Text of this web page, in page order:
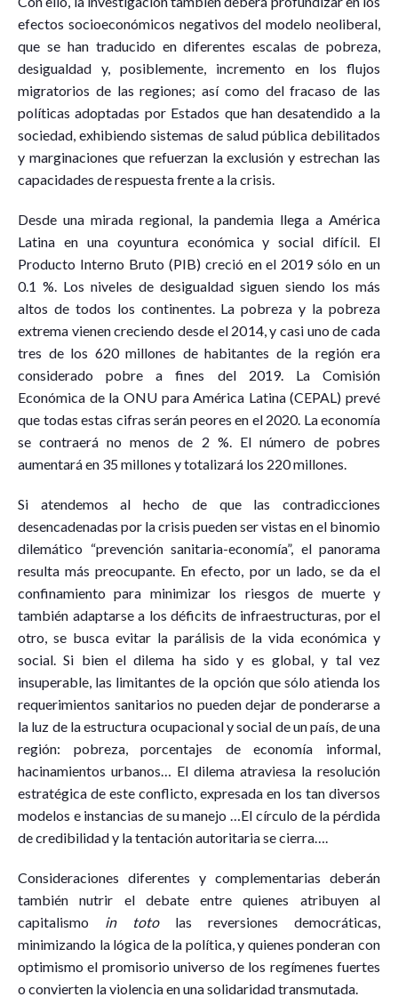
efectos socioeconómicos negativos del modelo neoliberal,
que se han traducido en diferentes escalas de pobreza,
desigualdad y, posiblemente, incremento en los flujos
migratorios de las regiones; así como del fracaso de las
políticas adoptadas por Estados que han desatendido a la
sociedad, exhibiendo sistemas de salud pública debilitados
y marginaciones que refuerzan la exclusión y estrechan las
capacidades de respuesta frente a la crisis.
Desde una mirada regional, la pandemia llega a América
Latina en una coyuntura económica y social difícil. El
Producto Interno Bruto (PIB) creció en el 2019 sólo en un
0.1 %. Los niveles de desigualdad siguen siendo los más
altos de todos los continentes. La pobreza y la pobreza
extrema vienen creciendo desde el 2014, y casi uno de cada
tres de los 620 millones de habitantes de la región era
considerado pobre a fines del 2019. La Comisión
Económica de la ONU para América Latina (CEPAL) prevé
que todas estas cifras serán peores en el 2020. La economía
se contraerá no menos de 2 %. El número de pobres
aumentará en 35 millones y totalizará los 220 millones.
Si atendemos al hecho de que las contradicciones
desencadenadas por la crisis pueden ser vistas en el binomio
dilemático “prevención sanitaria-economía”, el panorama
resulta más preocupante. En efecto, por un lado, se da el
confinamiento para minimizar los riesgos de muerte y
también adaptarse a los déficits de infraestructuras, por el
otro, se busca evitar la parálisis de la vida económica y
social. Si bien el dilema ha sido y es global, y tal vez
insuperable, las limitantes de la opción que sólo atienda los
requerimientos sanitarios no pueden dejar de ponderarse a
la luz de la estructura ocupacional y social de un país, de una
región: pobreza, porcentajes de economía informal,
hacinamientos urbanos… El dilema atraviesa la resolución
estratégica de este conflicto, expresada en los tan diversos
modelos e instancias de su manejo …El círculo de la pérdida
de credibilidad y la tentación autoritaria se cierra….
Consideraciones diferentes y complementarias deberán
también nutrir el debate entre quienes atribuyen al
capitalismo
in totolas reversiones democráticas,
minimizando la lógica de la política, y quienes ponderan con
optimismo el promisorio universo de los regímenes fuertes
o convierten la violencia en una solidaridad transmutada.